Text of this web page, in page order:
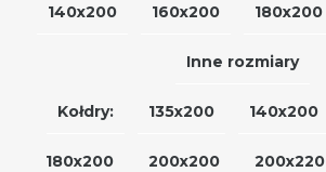
140x200 160x200 180x200
Inne rozmiary
Kołdry: 135x200 140x200
180x200 200x200 200x220